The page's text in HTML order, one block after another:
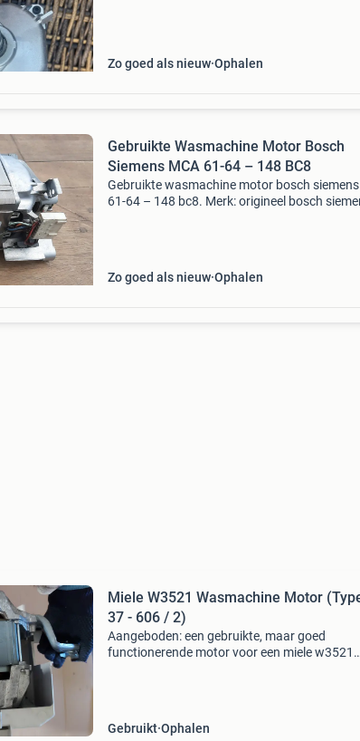
Zo goed als nieuw Ophalen
Gebruikte Wasmachine Motor Bosch
Siemens MCA 61-64 – 148 BC8
Gebruikte wasmachine motor bosch
61-64 – 148 bc8. Merk: origineel bosch
Zo goed als nieuw Ophalen
Miele W3521 Wasmachine Motor
37 - 606 / 2)
Aangeboden: een gebruikte, maar goed
functionerende motor voor een miele w3521
Gebruikt Ophalen